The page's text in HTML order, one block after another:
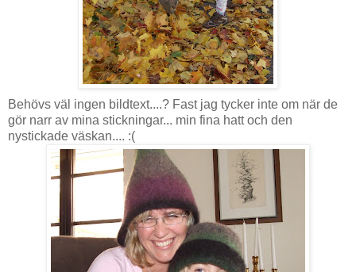
Behövs väl ingen bildtext....? Fast jag tycker inte om när de
gör narr av mina stickningar... min fina hatt och den
nystickade väskan.... :(